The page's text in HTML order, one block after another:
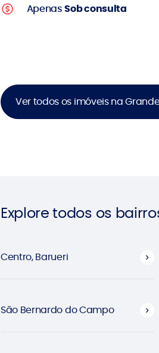
ApenasSob consulta
Ver todos os imóveis na
Explore todos os
Centro, Barueri
São Bernardo do Campo